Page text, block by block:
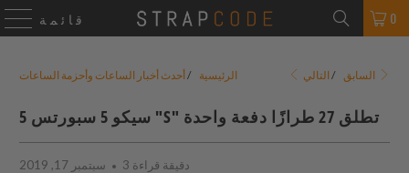
قائمة 0
الرئيسية / أحدث أخبار الساعات وأحزمة الساعات السابق /
سيكو 5 سبورتس 5 "S" تطلق 27 طرازًا دفعة واحدة
سبتمبر 17, 2019 3 دقيقة قراءة